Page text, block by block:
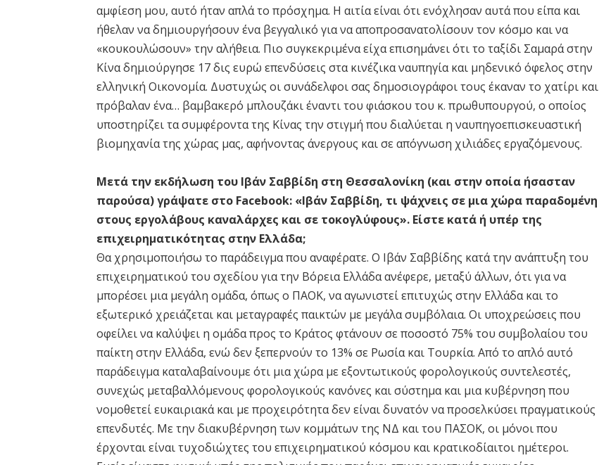
αμφίεση μου, αυτό ήταν απλά το πρόσχημα. Η αιτία είναι ότι ενόχλησαν αυτά που είπα και
ήθελαν να δημιουργήσουν ένα βεγγαλικό για να αποπροσανατολίσουν τον κόσμο και να
«κουκουλώσουν» την αλήθεια. Πιο συγκεκριμένα είχα επισημάνει ότι το ταξίδι Σαμαρά στην
Κίνα δημιούργησε 17 δις ευρώ επενδύσεις στα κινέζικα ναυπηγία και μηδενικό όφελος στην
ελληνική Οικονομία. Δυστυχώς οι συνάδελφοι σας δημοσιογράφοι τους έκαναν το χατίρι και
πρόβαλαν ένα… βαμβακερό μπλουζάκι έναντι του φιάσκου του κ. πρωθυπουργού, ο οποίος
υποστηρίζει τα συμφέροντα της Κίνας την στιγμή που διαλύεται η ναυπηγοεπισκευαστική
βιομηχανία της χώρας μας, αφήνοντας άνεργους και σε απόγνωση χιλιάδες εργαζόμενους.
Μετά την εκδήλωση του Ιβάν Σαββίδη στη Θεσσαλονίκη (και στην οποία ήσασταν
παρούσα) γράψατε στο Facebook: «Ιβάν Σαββίδη, τι ψάχνεις σε μια χώρα παραδομένη
στους εργολάβους καναλάρχες και σε τοκογλύφους». Είστε κατά ή υπέρ της
επιχειρηματικότητας στην Ελλάδα;
Θα χρησιμοποιήσω το παράδειγμα που αναφέρατε. Ο Ιβάν Σαββίδης κατά την ανάπτυξη του
επιχειρηματικού του σχεδίου για την Βόρεια Ελλάδα ανέφερε, μεταξύ άλλων, ότι για να
μπορέσει μια μεγάλη ομάδα, όπως ο ΠΑΟΚ, να αγωνιστεί επιτυχώς στην Ελλάδα και το
εξωτερικό χρειάζεται και μεταγραφές παικτών με μεγάλα συμβόλαια. Οι υποχρεώσεις που
οφείλει να καλύψει η ομάδα προς το Κράτος φτάνουν σε ποσοστό 75% του συμβολαίου του
παίκτη στην Ελλάδα, ενώ δεν ξεπερνούν το 13% σε Ρωσία και Τουρκία. Από το απλό αυτό
παράδειγμα καταλαβαίνουμε ότι μια χώρα με εξοντωτικούς φορολογικούς συντελεστές,
συνεχώς μεταβαλλόμενους φορολογικούς κανόνες και σύστημα και μια κυβέρνηση που
νομοθετεί ευκαιριακά και με προχειρότητα δεν είναι δυνατόν να προσελκύσει πραγματικούς
επενδυτές. Με την διακυβέρνηση των κομμάτων της ΝΔ και του ΠΑΣΟΚ, οι μόνοι που
έρχονται είναι τυχοδιώχτες του επιχειρηματικού κόσμου και κρατικοδίαιτοι ημέτεροι.